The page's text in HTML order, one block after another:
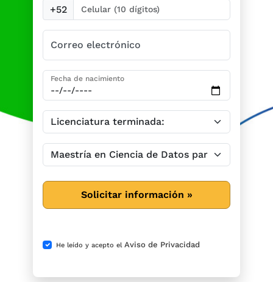
+52
Correo electrónico
Fecha de nacimiento
Solicitar información »
He leído y acepto el Aviso de Privacidad